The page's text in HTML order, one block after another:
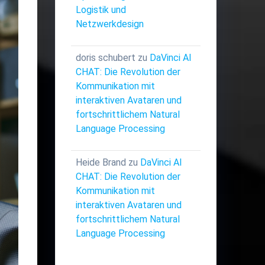
Logistik und
Netzwerkdesign
doris schubert zu DaVinci AI
CHAT: Die Revolution der
Kommunikation mit
interaktiven Avataren und
fortschrittlichem Natural
Language Processing
Heide Brand zu DaVinci AI
CHAT: Die Revolution der
Kommunikation mit
interaktiven Avataren und
fortschrittlichem Natural
Language Processing